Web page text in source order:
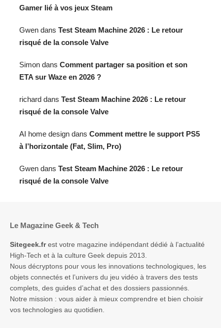
Gamer lié à vos jeux Steam
Gwen dans Test Steam Machine 2026 : Le retour
risqué de la console Valve
Simon dans Comment partager sa position et son
ETA sur Waze en 2026 ?
richard dans Test Steam Machine 2026 : Le retour
risqué de la console Valve
AI home design dans Comment mettre le support PS5
à l’horizontale (Fat, Slim, Pro)
Gwen dans Test Steam Machine 2026 : Le retour
risqué de la console Valve
Le Magazine Geek & Tech
Sitegeek.frest votre magazine indépendant dédié à l’actualité
High-Tech et à la culture Geek depuis 2013.
Nous décryptons pour vous les innovations technologiques, les
objets connectés et l’univers du jeu vidéo à travers des tests
complets, des guides d’achat et des dossiers passionnés.
Notre mission : vous aider à mieux comprendre et bien choisir
vos technologies au quotidien.